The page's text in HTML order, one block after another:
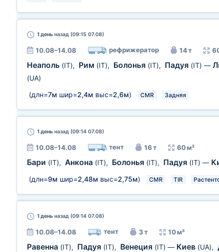
1 день назад (09:15 07.08)
10.08–14.08 рефрижератор 14 т
Неаполь (IT), Рим (IT), Болонья (IT), Падуя (IT) —
(UA)
(длн=7м шир=2,4м выс=2,6м) CMR Задняя
1 день назад (09:14 07.08)
10.08–14.08 тент 16 т 60 м³
Бари (IT), Анкона (IT), Болонья (IT), Падуя (IT) —
(длн=9м шир=2,48м выс=2,75м) CMR TIR
1 день назад (09:14 07.08)
10.08–14.08 тент 3 т 10 м³
Равенна (IT), Падуя (IT), Венеция (IT) — Киев (UA),